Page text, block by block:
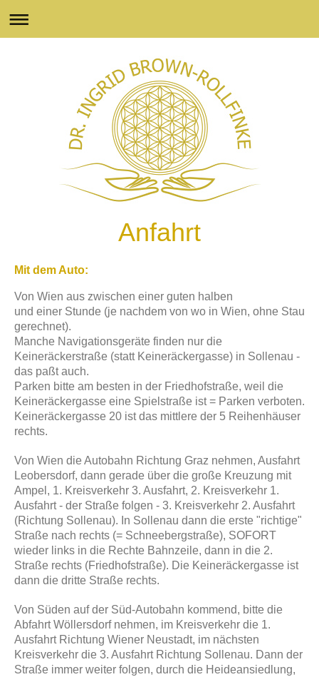
Anfahrt
Mit dem Auto:
Von Wien aus zwischen einer guten halben
und einer Stunde (je nachdem von wo in Wien, ohne Stau
gerechnet).
Manche Navigationsgeräte finden nur die
Keineräckerstraße (statt Keineräckergasse) in Sollenau -
das paßt auch.
Parken bitte am besten in der Friedhofstraße, weil die
Keineräckergasse eine Spielstraße ist = Parken verboten.
Keineräckergasse 20 ist das mittlere der 5 Reihenhäuser
rechts.
Von Wien die Autobahn Richtung Graz nehmen, Ausfahrt
Leobersdorf, dann gerade über die große Kreuzung mit
Ampel, 1. Kreisverkehr 3. Ausfahrt, 2. Kreisverkehr 1.
Ausfahrt - der Straße folgen - 3. Kreisverkehr 2. Ausfahrt
(Richtung Sollenau). In Sollenau dann die erste "richtige"
Straße nach rechts (= Schneebergstraße), SOFORT
wieder links in die Rechte Bahnzeile, dann in die 2.
Straße rechts (Friedhofstraße). Die Keineräckergasse ist
dann die dritte Straße rechts.
Von Süden auf der Süd-Autobahn kommend, bitte die
Abfahrt Wöllersdorf nehmen, im Kreisverkehr die 1.
Ausfahrt Richtung Wiener Neustadt, im nächsten
Kreisverkehr die 3. Ausfahrt Richtung Sollenau. Dann der
Straße immer weiter folgen, durch die Heideansiedlung,